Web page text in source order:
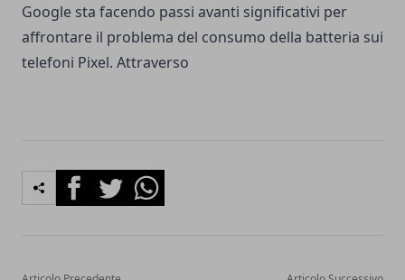
Google sta facendo passi avanti significativi per
affrontare il problema del consumo della batteria sui
telefoni Pixel. Attraverso
FacebookTwitterWhatsapp